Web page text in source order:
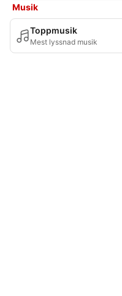
Musik
Toppmusik
Mest lyssnad musik